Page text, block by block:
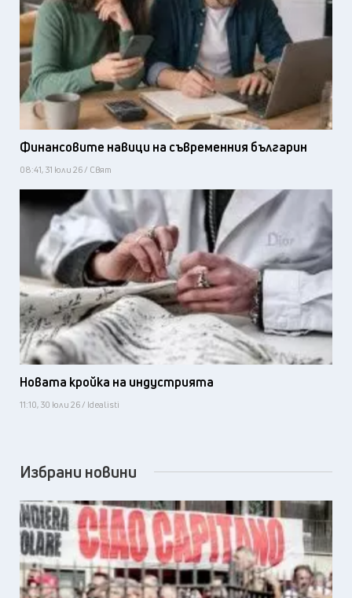
Финансовите навици на съвременния българин
08:41, 31 юли 26 / Свят
Новата кройка на индустрията
11:10, 30 юли 26 / Idealisti
Избрани новини